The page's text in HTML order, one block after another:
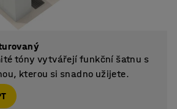
tóny vytvářejí funkční šatnu s
kterou si snadno užijete.